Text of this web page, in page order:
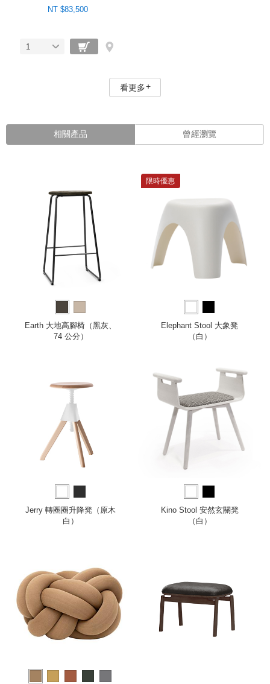
NT $83,500
1
看更多
相關產品 曾經瀏覽
Earth 大地高腳椅（黑灰、
74 公分）
限時優惠
Elephant Stool 大象凳
（白）
Jerry 轉圈圈升降凳（原木
白）
Kino Stool 安然玄關凳
（白）